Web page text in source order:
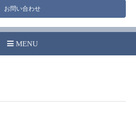
お問い合わせ
MENU